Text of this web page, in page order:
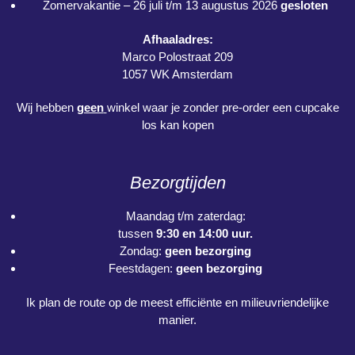
Zomervakantie – 26 juli t/m 13 augustus 2026 gesloten
Afhaaladres:
Marco Polostraat 209
1057 WK Amsterdam
Wij hebben geen winkel waar je zonder pre-order een cupcake
los kan kopen
Bezorgtijden
Maandag t/m zaterdag:
tussen 9:30 en 14:00 uur.
Zondag: geen bezorging
Feestdagen: geen bezorging
Ik plan de route op de meest efficiënte en milieuvriendelijke
manier.